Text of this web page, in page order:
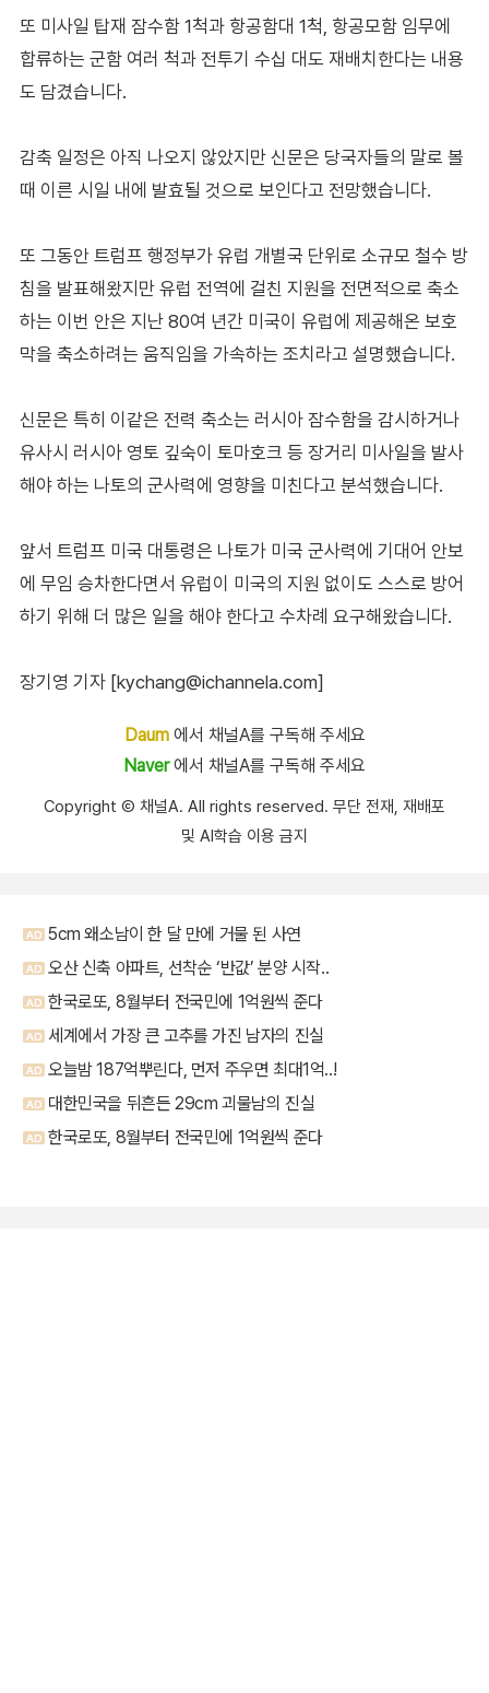
또 미사일 탑재 잠수함 1척과 항공함대 1척, 항공모함 임무에
합류하는 군함 여러 척과 전투기 수십 대도 재배치한다는 내용
도 담겼습니다.
감축 일정은 아직 나오지 않았지만 신문은 당국자들의 말로 볼
때 이른 시일 내에 발효될 것으로 보인다고 전망했습니다.
또 그동안 트럼프 행정부가 유럽 개별국 단위로 소규모 철수 방
침을 발표해왔지만 유럽 전역에 걸친 지원을 전면적으로 축소
하는 이번 안은 지난 80여 년간 미국이 유럽에 제공해온 보호
막을 축소하려는 움직임을 가속하는 조치라고 설명했습니다.
신문은 특히 이같은 전력 축소는 러시아 잠수함을 감시하거나
유사시 러시아 영토 깊숙이 토마호크 등 장거리 미사일을 발사
해야 하는 나토의 군사력에 영향을 미친다고 분석했습니다.
앞서 트럼프 미국 대통령은 나토가 미국 군사력에 기대어 안보
에 무임 승차한다면서 유럽이 미국의 지원 없이도 스스로 방어
하기 위해 더 많은 일을 해야 한다고 수차례 요구해왔습니다.
장기영 기자 [kychang@ichannela.com]
Daum에서 채널A를 구독해 주세요
Naver에서 채널A를 구독해 주세요
Copyright Ⓒ 채널A. All rights reserved. 무단 전재, 재배포
및 AI학습 이용 금지